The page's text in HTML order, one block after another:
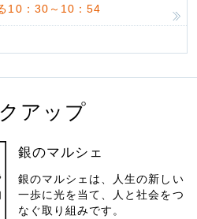
10：30～10：54
アップ
銀のマルシェ
銀のマルシェは、人生の新しい
一歩に光を当て、人と社会をつ
なぐ取り組みです。